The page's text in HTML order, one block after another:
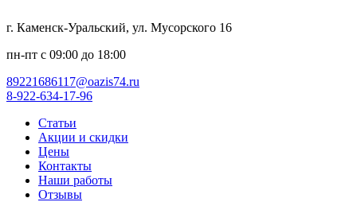
г. Каменск-Уральский, ул. Мусорского 16
пн-пт с 09:00 до 18:00
89221686117@oazis74.ru
8-922-634-17-96
Статьи
Акции и скидки
Цены
Контакты
Наши работы
Отзывы